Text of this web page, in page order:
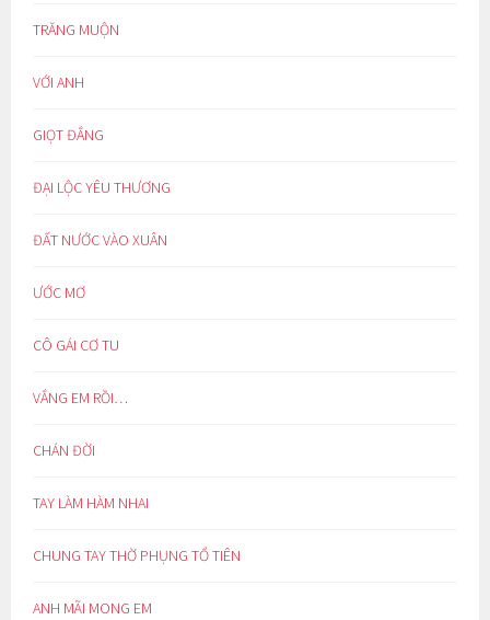
TRĂNG MUỘN
VỚI ANH
GIỌT ĐẮNG
ĐẠI LỘC YÊU THƯƠNG
ĐẤT NƯỚC VÀO XUÂN
ƯỚC MƠ
CÔ GÁI CƠ TU
VẮNG EM RỒI…
CHÁN ĐỜI
TAY LÀM HÀM NHAI
CHUNG TAY THỜ PHỤNG TỔ TIÊN
ANH MÃI MONG EM